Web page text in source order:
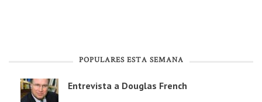
POPULARES ESTA SEMANA
Entrevista a Douglas French